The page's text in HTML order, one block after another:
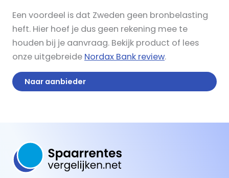
Een voordeel is dat Zweden geen bronbelasting
heft. Hier hoef je dus geen rekening mee te
houden bij je aanvraag. Bekijk product of lees
onze uitgebreide Nordax Bank review.
Naar aanbieder